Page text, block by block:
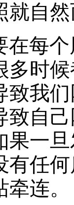
就自
在每
多时
致我
致自
果一
有任
连。